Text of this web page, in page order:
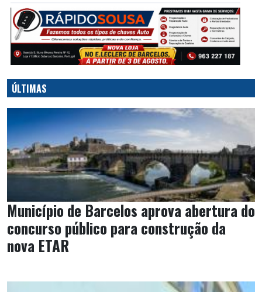
ÚLTIMAS
Município de Barcelos aprova abertura do
concurso público para construção da
nova ETAR